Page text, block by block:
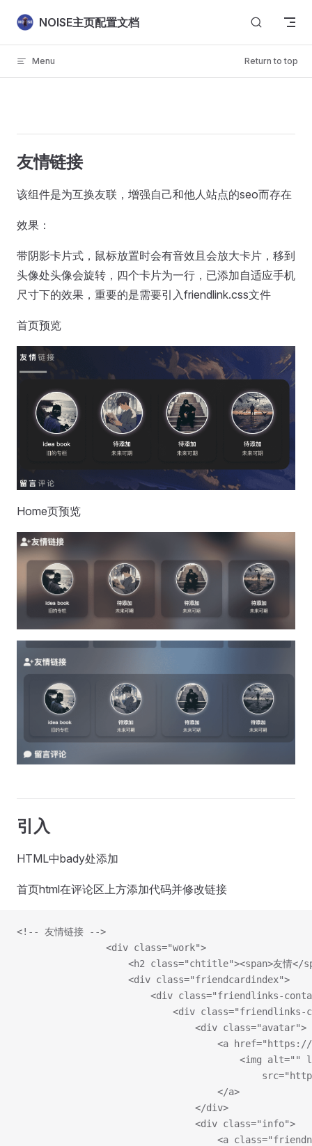
Skip to content
NOISE主页配置文档
Menu Return to top
友情链接
该组件是为互换友联，增强自己和他人站点的seo而存在
效果：
带阴影卡片式，鼠标放置时会有音效且会放大卡片，移到
头像处头像会旋转，四个卡片为一行，已添加自适应手机
尺寸下的效果，重要的是需要引入friendlink.css文件
首页预览
Home页预览
引入
HTML中bady处添加
首页html在评论区上方添加代码并修改链接
<!-- 友情链接 -->
                <div class="work">
<h2 class="chtitle"><span>友情</
                    <div class="friendcardindex">
<div class="friendlinks-
<div class="friendlinks-
                                <div class="avatar">
<a
<img alt=""
                                    </a>
                                </div>
                                <div class="info">
<a